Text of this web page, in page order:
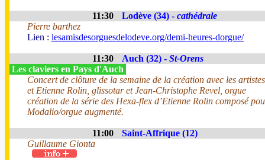
11:30 Lodève (34) - cathédrale
Pierre barthez
Lien : lesamisdesorguesdelodeve.org/demi-heures-dorgue/
11:30 Auch (32) - St-Orens
Les claviers en Pays d'Auch
Concert de clôture de la semaine de la création avec les
et Etienne Rolin, glissotar et Jean-Christophe Revel, orgue
création de la série des Hexa-flex d’Etienne Rolin composé
Modalio/orgue augmenté.
11:00
Saint-Affrique (12)
Guillaume Gionta